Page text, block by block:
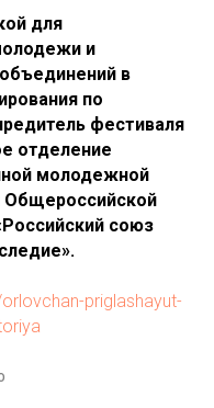
для
и
в
по
фестиваля
отделение
молодежной
Общероссийской
союз
priglashayut-